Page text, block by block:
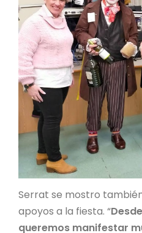
Serrat se mostro
apoyos a la fiesta. “
queremos manifestar